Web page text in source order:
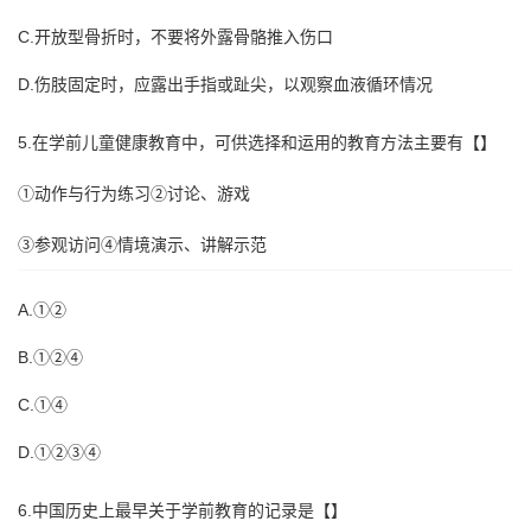
C.开放型骨折时，不要将外露骨骼推入伤口
D.伤肢固定时，应露出手指或趾尖，以观察血液循环情况
5.在学前儿童健康教育中，可供选择和运用的教育方法主要有【】
①动作与行为练习②讨论、游戏
③参观访问④情境演示、讲解示范
A.①②
B.①②④
C.①④
D.①②③④
6.中国历史上最早关于学前教育的记录是【】